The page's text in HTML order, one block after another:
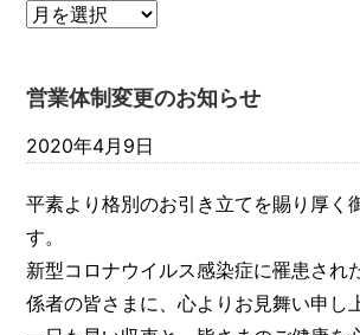
営業体制変更のお知らせ
2020年4月9日
平素より格別のお引き立てを賜り厚く
す。
新型コロナウイルス感染症に罹患され
係者の皆さまに、心よりお見舞い申し